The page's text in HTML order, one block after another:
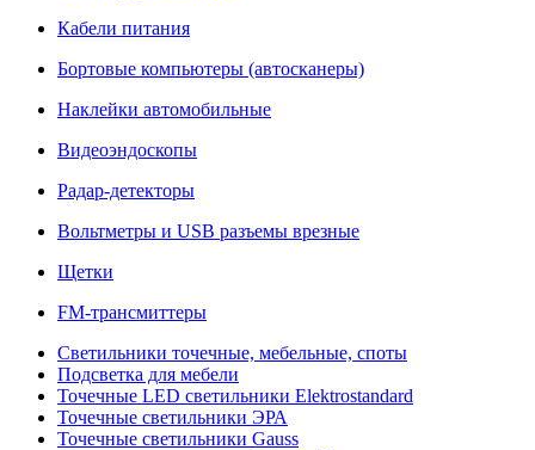
Кабели питания
Бортовые компьютеры (автосканеры)
Наклейки автомобильные
Видеоэндоскопы
Радар-детекторы
Вольтметры и USB разъемы врезные
Щетки
FM-трансмиттеры
Светильники точечные, мебельные, споты
Подсветка для мебели
Точечные LED светильники Elektrostandard
Точечные светильники ЭРА
Точечные светильники Gauss